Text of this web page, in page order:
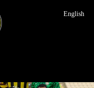
English
الرئيسية